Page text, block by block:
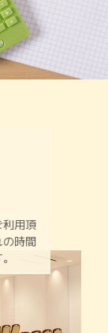
でご利用頂
別れの時間
ます。